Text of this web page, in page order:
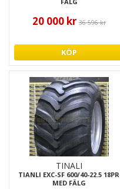
20 000 kr 36 596 kr
KÖP
TINALI
TIANLI EXC-SF 600/40-22.5 18PR
MED FÄLG